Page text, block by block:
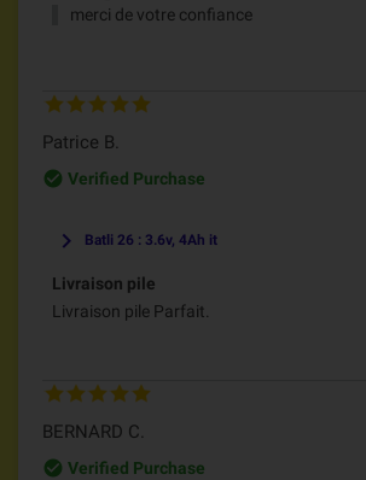
merci de votre confiance
Patrice B.
check_circle_outline
Verified Purchase
keyboard_arrow_right Batli 26 : 3.6v, 4Ah it
Livraison pile
Livraison pile Parfait.
BERNARD C.
check_circle_outline
Verified Purchase